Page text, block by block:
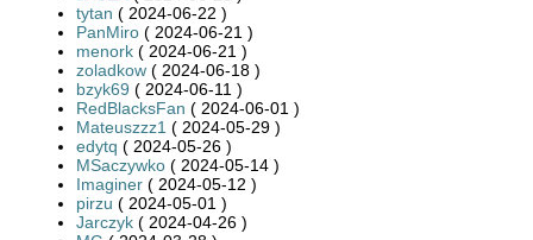
tytan ( 2024-06-22 )
PanMiro ( 2024-06-21 )
menork ( 2024-06-21 )
zoladkow ( 2024-06-18 )
bzyk69 ( 2024-06-11 )
RedBlacksFan ( 2024-06-01 )
Mateuszzz1 ( 2024-05-29 )
edytq ( 2024-05-26 )
MSaczywko ( 2024-05-14 )
Imaginer ( 2024-05-12 )
pirzu ( 2024-05-01 )
Jarczyk ( 2024-04-26 )